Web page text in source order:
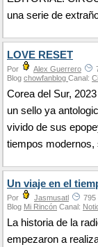
una serie de
LOVE RESET
Por Alex Guerrero
Blog chowfanblog Canal:
Corea del Sur,
un sello ya
vivido de sus
tiempos modernos,
Un viaje en el
Por Jasmusatl
795
Blog Mi Rincón Canal:
La historia de la
empezaron a